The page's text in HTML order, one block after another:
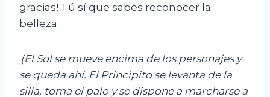
gracias! Tú sí que sabes reconocer la
belleza.
(El Sol se mueve encima de los personajes y
se queda ahí. El Principito se levanta de la
silla, toma el palo y se dispone a marcharse a